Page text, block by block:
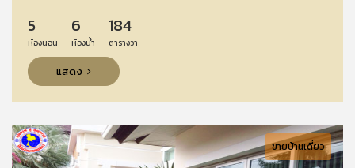
5
ห้องนอน
6
ห้องน้ำ
184
ตารางวา
แสดง
ขายบ้านเดี่ยว